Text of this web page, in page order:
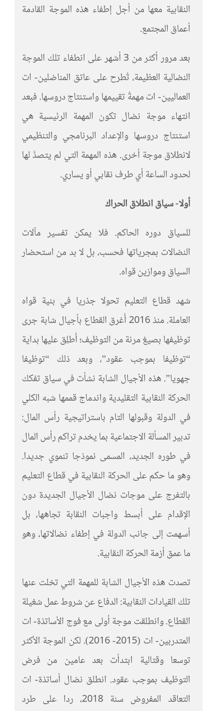
النقابية معها من أجل إطفاء هذه الموجة القادمة
أعماق المجتمع.
بعد مرور أكثر من 3 أشهر على انطفاء تلك الموجة
النضالية العظيمة، تُطرح على عاتق المناضلين- ات
العماليين- ات مهمةُ تقييمها واستنتاج دروسها. فبعد
انتهاء موجة نضال تكون المهمة الرئيسية هي
استنتاج دروسها والإعداد البرنامجي والتنظيمي
لانطلاق موجة أخرى. هذه المهمة التي لم يتصدَّ لها
لحدود الساعة أي طرف نقابي أو يساري.
أولا- سياق انطلاق الحراك
للسياق دوره الحاكم. فلا يمكن تفسير مآلات
النضالات بمجرياتها فحسب، بل لا بد من استحضار
السياق وموازين قواه.
شهد قطاع التعليم تحولا جذريا في بنية قواه
العاملة. منذ 2016 أُغرق القطاع بأجيال شابة جرى
توظيفها بصيغ مرنة من التوظيف؛ أُطلِق عليها بداية
“توظيفا بموجب عقود”، وبعد ذلك “توظيفا
جهويا”. هذه الأجيال الشابة نشأت في سياق تفكك
الحركة النقابية التقليدية واندماج قممها شبه الكلي
في الدولة وقبولها التام باستراتيجية رأس المال:
تدبير المسألة الاجتماعية بما يخدم تراكم رأس المال
في طوره الجديد، المسمى نموذجا تنموي جديدا.
وهو ما حكم على الحركة النقابية في قطاع التعليم
بالتفرج على موجات نضال الأجيال الجديدة دون
الإقدام على أبسط واجبات النقابة تجاهها، بل
أسهمت إلى جانب الدولة في إطفاء نضالاتها، وهو
ما عمق أزمة الحركة النقابية.
تصدت هذه الأجيال الشابة للمهمة التي تخلت عنها
تلك القيادات النقابية: الدفاع عن شروط عمل شغيلة
القطاع. وانطلقت موجة أولى مع فوج الأساتذة- ات
المتدربين- ات (2015- 2016). لكن الموجة الأكثر
توسعا وقتالية ابتدأت بعد عامين من فرض
التوظيف بموجب عقود. انطلق نضال أساتذة- ات
التعاقد المفروض سنة 2018، ردا على طرد